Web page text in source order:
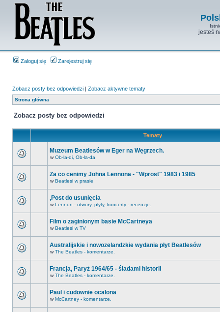
jesteś
Zaloguj się Zarejestruj się
Zobacz posty bez odpowiedzi | Zobacz aktywne tematy
Strona główna
Zobacz posty bez odpowiedzi
Tematy
Muzeum Beatlesów w Eger na Węgrzech.
w Ob-la-di, Ob-la-da
Za co cenimy Johna Lennona - "Wprost" 1983 i 1985
w Beatlesi w prasie
,Post do usunięcia
w Lennon - utwory, płyty, koncerty - recenzje.
Film o zaginionym basie McCartneya
w Beatlesi w TV
Australijskie i nowozelandzkie wydania płyt Beatlesów
w The Beatles - komentarze.
Francja, Paryż 1964/65 - śladami historii
w The Beatles - komentarze.
Paul i cudownie ocalona
w McCartney - komentarze.